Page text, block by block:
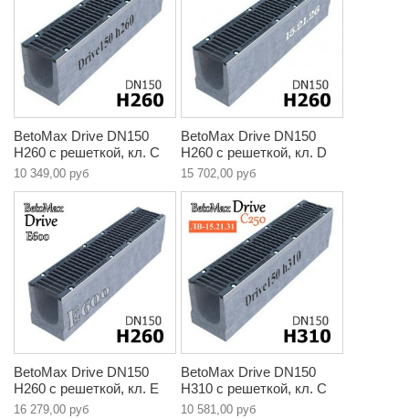
BetoMax Drive DN150
H260 с решеткой, кл. C
10 349,00 руб
BetoMax Drive DN150
H260 с решеткой, кл. D
15 702,00 руб
BetoMax Drive DN150
H260 с решеткой, кл. E
16 279,00 руб
BetoMax Drive DN150
H310 с решеткой, кл. C
10 581,00 руб